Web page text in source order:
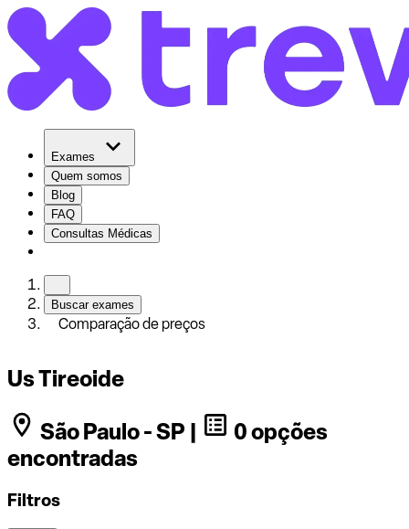
Exames
Quem somos
Blog
FAQ
Consultas Médicas
Buscar exames
Comparação de preços
Us Tireoide
São Paulo - SP |
0 opções
encontradas
Filtros